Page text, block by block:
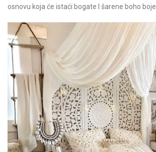
osnovu koja će istaći bogate I šarene boho boje.